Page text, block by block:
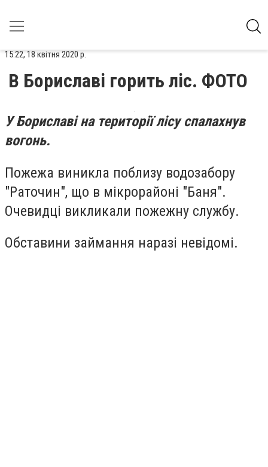
15:22, 18 квітня 2020 р.
В Бориславі горить ліс. ФОТО
У Бориславі на території лісу спалахнув
вогонь.
Пожежа виникла поблизу водозабору
"Раточин", що в мікрорайоні "Баня".
Очевидці викликали пожежну службу.
Обставини займання наразі невідомі.